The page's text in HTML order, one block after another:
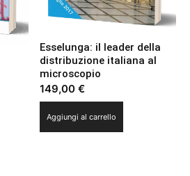
Esselunga: il leader della
distribuzione italiana al
microscopio
149,00€
Aggiungi al carrello